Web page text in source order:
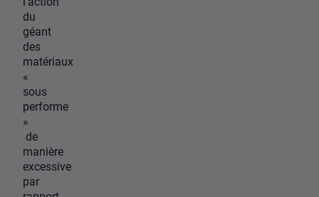
du
géant
des
matériaux
«
sous
performe
»
de
manière
excessive
par